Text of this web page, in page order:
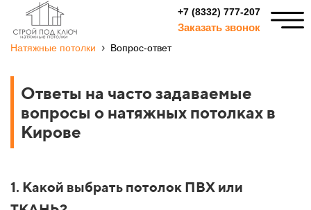
+7 (8332) 777-207
Заказать звонок
Натяжные потолки › Вопрос-ответ
Ответы на часто задаваемые
вопросы о натяжных потолках в
Кирове
1. Какой выбрать потолок ПВХ или